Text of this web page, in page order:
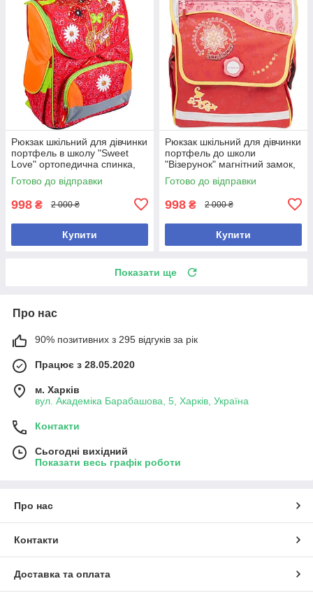
Рюкзак шкільний для дівчинки
портфель в школу "Sweet
Love" ортопедична спинка,
світловідбиваючі елементи
Готово до відправки
998 ₴ 2 000 ₴
Купити
Рюкзак шкільний для дівчинки
портфель до школи
"Візерунок" магнітний замок,
ортопедична спинка,
світловідбиток. елемен
Готово до відправки
998 ₴ 2 000 ₴
Купити
Показати ще
Про нас
90% позитивних з 295 відгуків за рік
Працює з 28.05.2020
м. Харків
вул. Академіка Барабашова, 5, Харків, Україна
Контакти
Сьогодні вихідний
Показати весь графік роботи
Про нас
Контакти
Доставка та оплата